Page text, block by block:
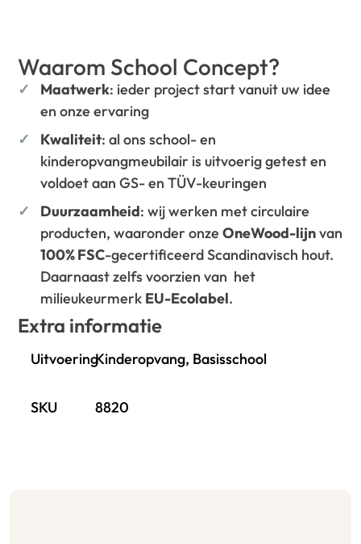
Waarom School Concept?
Maatwerk: ieder project start vanuit uw idee
en onze ervaring
Kwaliteit: al ons school- en
kinderopvangmeubilair is uitvoerig getest en
voldoet aan GS- en TÜV-keuringen
Duurzaamheid: wij werken met circulaire
producten, waaronder onzeOneWood-lijnvan
100% FSC-gecertificeerd Scandinavisch hout.
Daarnaast zelfs voorzien van het
milieukeurmerk EU-Ecolabel.
Extra informatie
UitvoeringKinderopvang, Basisschool
SKU 8820